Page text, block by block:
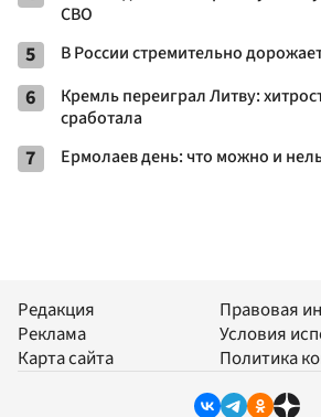
СВО
5 В России стремительно
6
Кремль переиграл Литву:
сработала
7 Ермолаев день: что можно и
Редакция
Реклама
Карта сайта
Правовая
Условия
Политика